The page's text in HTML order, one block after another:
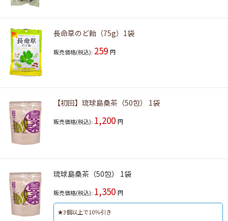
長命草のど飴（75g）1袋
販売価格(税込): 259 円
【初回】琉球島桑茶（50包） 1袋
販売価格(税込): 1,200 円
琉球島桑茶（50包） 1袋
販売価格(税込): 1,350 円
★3個以上で10％引き